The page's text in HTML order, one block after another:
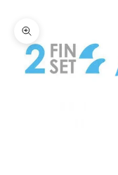
ズームイン